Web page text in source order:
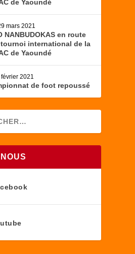
de Yaoundé
mars 2021
NANBUDOKAS en route
international de la
de Yaoundé
février 2021
de foot repoussé